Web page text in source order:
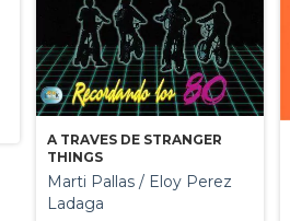
A TRAVES DE STRANGER
THINGS
Marti Pallas / Eloy Perez
Ladaga